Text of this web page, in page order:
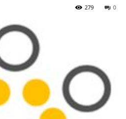
0
279